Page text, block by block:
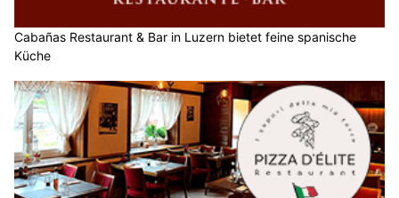
Cabañas Restaurant & Bar in Luzern bietet feine spanische
Küche